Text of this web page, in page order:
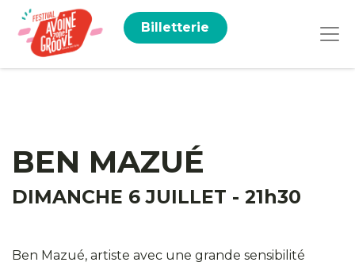
Billetterie
BEN MAZUÉ
DIMANCHE 6 JUILLET - 21h30
Ben Mazué, artiste avec une grande sensibilité